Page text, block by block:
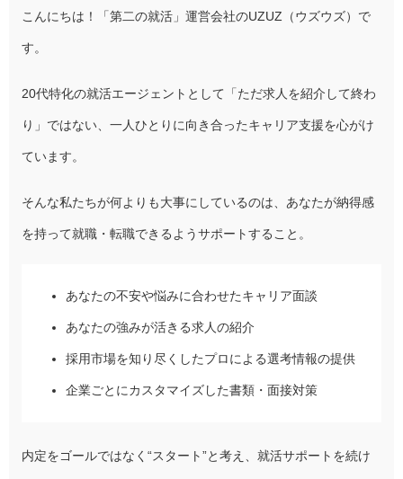
こんにちは！「第二の就活」運営会社のUZUZ（ウズウズ）で
す。
20代特化の就活エージェントとして「ただ求人を紹介して終わ
り」ではない、一人ひとりに向き合ったキャリア支援を心がけ
ています。
そんな私たちが何よりも大事にしているのは、あなたが納得感
を持って就職・転職できるようサポートすること。
あなたの不安や悩みに合わせたキャリア面談
あなたの強みが活きる求人の紹介
採用市場を知り尽くしたプロによる選考情報の提供
企業ごとにカスタマイズした書類・面接対策
内定をゴールではなく“スタート”と考え、就活サポートを続け